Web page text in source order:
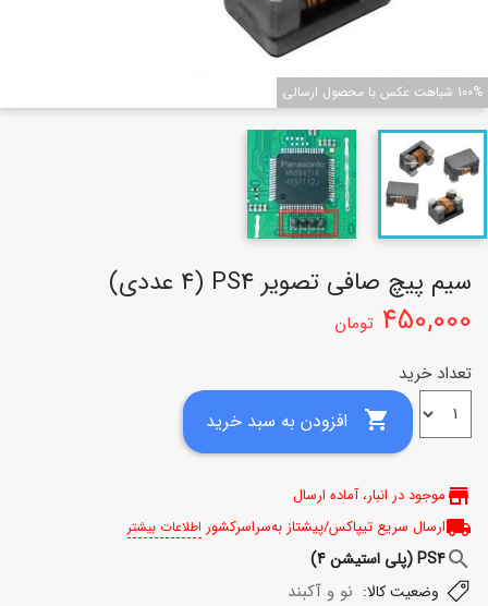
100% شباهت عکس با محصول ارسالی
سیم پیچ صافی تصویر PS4 (4 عددی)
450,000 تومان
تعداد خرید

storeموجود در انبار، آماده ارسال
local_shippingارسال سریع تیپاکس/پیشتاز به‌سراسرکشور اطلاعات بیشتر
searchPS4 (پلی استیشن 4)
وضعیت کالا: نو و آکبند